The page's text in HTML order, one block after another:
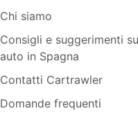
Chi siamo
Consigli e suggerimenti
auto in Spagna
Contatti Cartrawler
Domande frequenti